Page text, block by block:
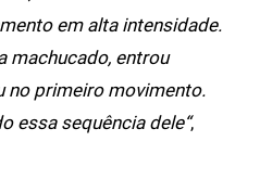
em alta intensidade.
machucado, entrou
no primeiro movimento.
essa sequência dele“,